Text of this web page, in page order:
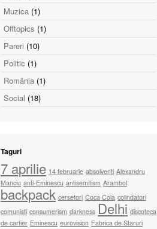
Muzica (1)
Offtopics (1)
Pareri (10)
Politic (1)
România (1)
Social (18)
Taguri
7 aprilie 14 februarie absolventi Alexandru
Manciu anti-Eminescu antisemitism Arambol
backpack cersetori Coca Cola colindatori
comunisti consumerism darkness Delhi discoteca
de cartier Eminescu eurovision Fabrica de Staruri